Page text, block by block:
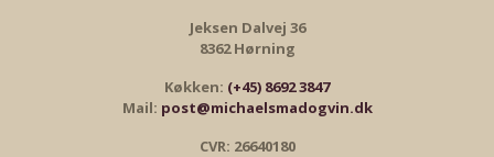
Jeksen Dalvej 36
8362 Hørning
Køkken: (+45) 8692 3847
Mail: post@michaelsmadogvin.dk
CVR: 26640180